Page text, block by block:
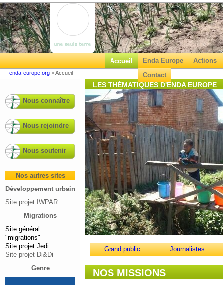
Accueil Enda Europe
Actions
Contact
enda-europe.org >Accueil
Nous connaître
Nous rejoindre
Nous soutenir
Nos autres sites
Développement urbain
Site projet IWPAR
Migrations
Site général
"migrations"
Site projet Jedi
Site projet Di&Di
Genre
LES THÉMATIQUES D'ENDA EUROPE
Grand public Journalistes
NOS MISSIONS